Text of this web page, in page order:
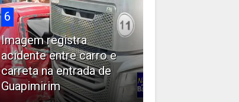
6
Imagem registra
acidente entre carro e
carreta na entrada de
Guapimirim